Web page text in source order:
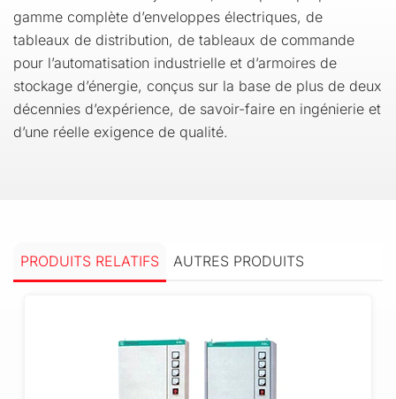
gamme complète d’enveloppes électriques, de
tableaux de distribution, de tableaux de commande
pour l’automatisation industrielle et d’armoires de
stockage d’énergie, conçus sur la base de plus de deux
décennies d’expérience, de savoir-faire en ingénierie et
d’une réelle exigence de qualité.
PRODUITS RELATIFS AUTRES PRODUITS